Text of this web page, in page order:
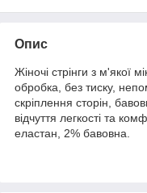
Опис
Жіночі стрінги з м'якої
обробка, без тиску,
скріплення сторін,
відчуття легкості та
еластан, 2% бавовна.